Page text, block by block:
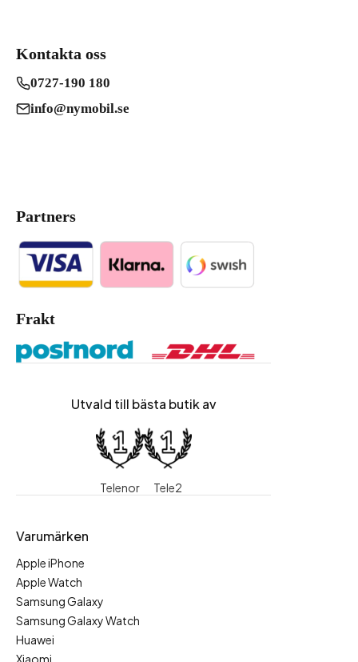
Kontakta oss
0727-190 180
info@nymobil.se
Partners
Frakt
Utvald till bästa butik av
Telenor Tele2
Varumärken
Apple iPhone
Apple Watch
Samsung Galaxy
Samsung Galaxy Watch
Huawei
Xiaomi